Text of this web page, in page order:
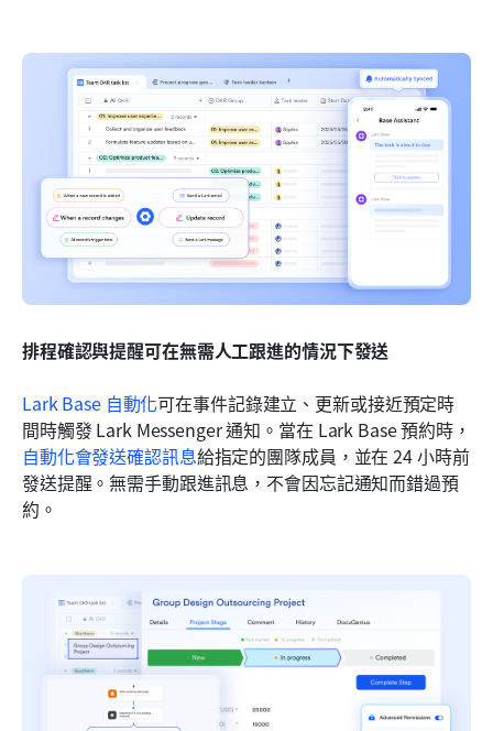
排程確認與提醒可在無需人工跟進的情況下發送
Lark Base 自動化可在事件記錄建立、更新或接近預定時
間時觸發 Lark Messenger 通知。當在 Lark Base 預約時，
自動化會發送確認訊息給指定的團隊成員，並在 24 小時前
發送提醒。無需手動跟進訊息，不會因忘記通知而錯過預
約。